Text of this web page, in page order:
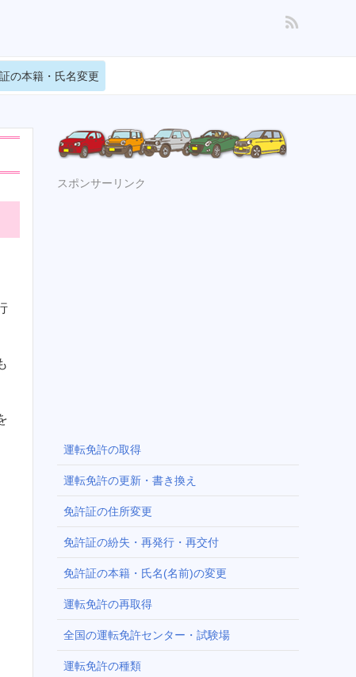
の本籍・氏名変更
スポンサーリンク
運転免許の取得
運転免許の更新・書き換え
免許証の住所変更
免許証の紛失・再発行・再交付
免許証の本籍・氏名(名前)の変更
運転免許の再取得
全国の運転免許センター・試験場
運転免許の種類